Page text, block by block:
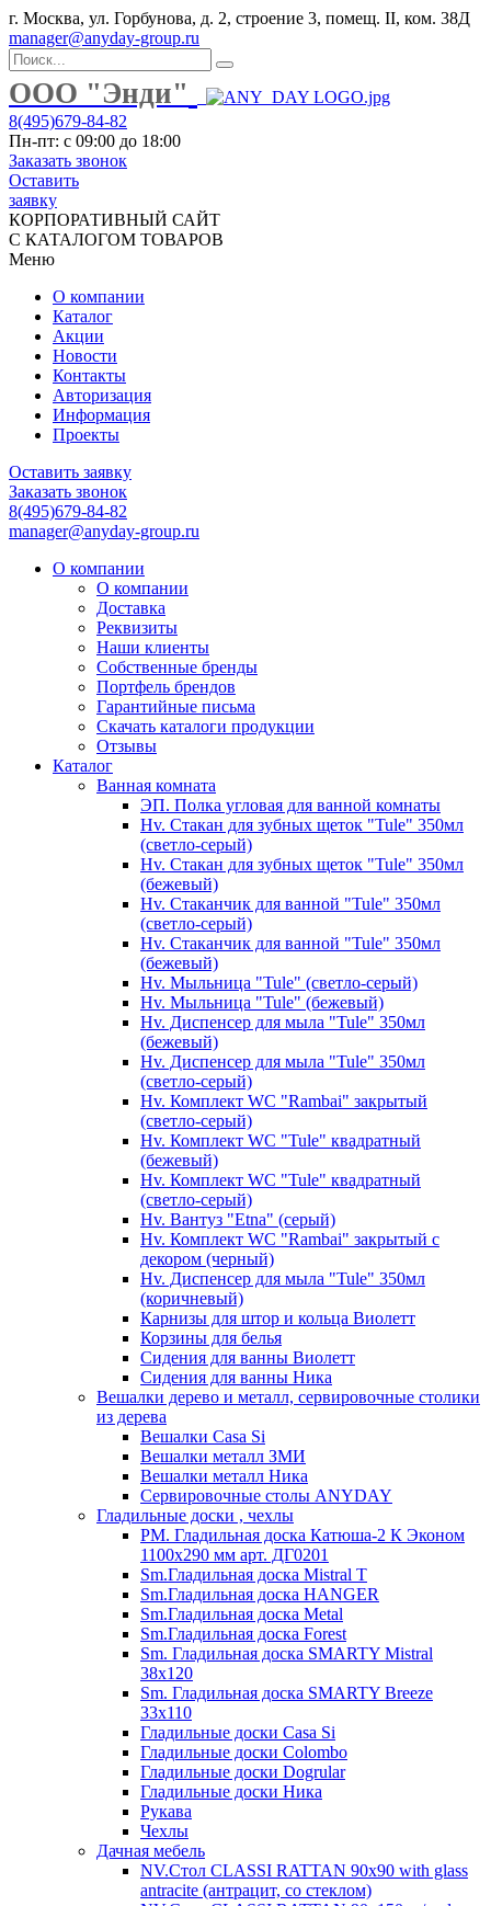
г. Москва, ул. Горбунова, д. 2, строение 3, помещ. II, ком. 38Д
manager@anyday-group.ru
ООО "Энди"
8(495)679-84-82
Пн-пт: с 09:00 до 18:00
Заказать звонок
Оставить
заявку
КОРПОРАТИВНЫЙ САЙТ
С КАТАЛОГОМ ТОВАРОВ
Меню
О компании
Каталог
Акции
Новости
Контакты
Авторизация
Информация
Проекты
Оставить заявку
Заказать звонок
8(495)679-84-82
manager@anyday-group.ru
О компании
О компании
Доставка
Реквизиты
Наши клиенты
Собственные бренды
Портфель брендов
Гарантийные письма
Скачать каталоги продукции
Отзывы
Каталог
Ванная комната
ЭП. Полка угловая для ванной комнаты
Hv. Стакан для зубных щеток "Tule" 350мл
(светло-серый)
Hv. Стакан для зубных щеток "Tule" 350мл
(бежевый)
Hv. Стаканчик для ванной "Tule" 350мл
(светло-серый)
Hv. Стаканчик для ванной "Tule" 350мл
(бежевый)
Hv. Мыльница "Tule" (светло-серый)
Hv. Мыльница "Tule" (бежевый)
Hv. Диспенсер для мыла "Tule" 350мл
(бежевый)
Hv. Диспенсер для мыла "Tule" 350мл
(светло-серый)
Hv. Комплект WC "Rambai" закрытый
(светло-серый)
Hv. Комплект WC "Tule" квадратный
(бежевый)
Hv. Комплект WC "Tule" квадратный
(светло-серый)
Hv. Вантуз "Etna" (серый)
Hv. Комплект WC "Rambai" закрытый с
декором (черный)
Hv. Диспенсер для мыла "Tule" 350мл
(коричневый)
Карнизы для штор и кольца Виолетт
Корзины для белья
Сидения для ванны Виолетт
Сидения для ванны Ника
Вешалки дерево и металл, сервировочные столики
из дерева
Вешалки Casa Si
Вешалки металл ЗМИ
Вешалки металл Ника
Сервировочные столы ANYDAY
Гладильные доски , чехлы
PM. Гладильная доска Катюша-2 К Эконом
1100х290 мм арт. ДГ0201
Sm.Гладильная доска Mistral T
Sm.Гладильная доска HANGER
Sm.Гладильная доска Metal
Sm.Гладильная доска Forest
Sm. Гладильная доска SMARTY Mistral
38x120
Sm. Гладильная доска SMARTY Breeze
33х110
Гладильные доски Casa Si
Гладильные доски Colombo
Гладильные доски Dogrular
Гладильные доски Ника
Рукава
Чехлы
Дачная мебель
NV.Стол CLASSI RATTAN 90х90 with glass
antracite (антрацит, со стеклом)